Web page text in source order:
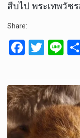
สืบไป พระเทพวั
Share:
F
ce
b
o
o
T
tt
er
Li
e